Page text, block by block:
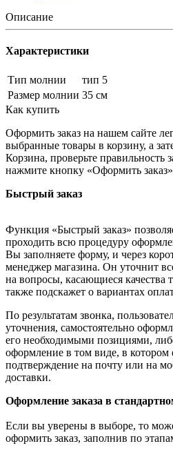
Описание
Характеристики
Тип молнии
тип 5
Размер молнии 35 см
Как купить
Оформить заказ на нашем сайте
выбранные товары в корзину, а
Корзина, проверьте правильность
нажмите кнопку «Оформить
Быстрый заказ
Функция «Быстрый заказ»
проходить всю процедуру
Вы заполняете форму, и через
менеджер магазина. Он уточнит
на вопросы, касающиеся качества
также подскажет о вариантах
По результатам звонка,
уточнения, самостоятельно
его необходимыми позициями,
оформление в том виде, в котором
подтверждение на почту или на
доставки.
Оформление заказа в
Если вы уверены в выборе, то
оформить заказ, заполнив по